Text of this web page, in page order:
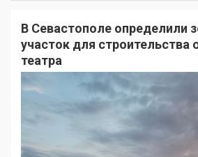
В Севастополе определили
участок для строительства
театра